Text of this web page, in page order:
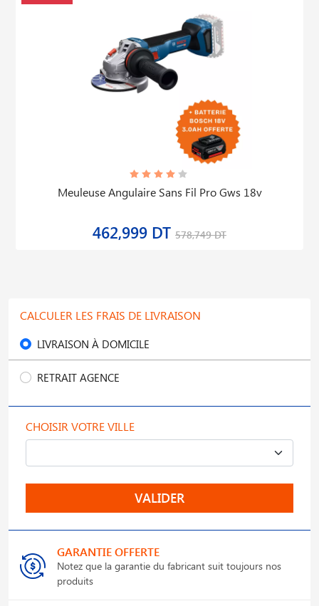
Meuleuse Angulaire Sans Fil Pro Gws 18v
462,999 DT 578,749 DT
CALCULER LES FRAIS DE LIVRAISON
LIVRAISON À DOMICILE
RETRAIT AGENCE
CHOISIR VOTRE VILLE
VALIDER
GARANTIE OFFERTE
Notez que la garantie du fabricant suit toujours nos
produits